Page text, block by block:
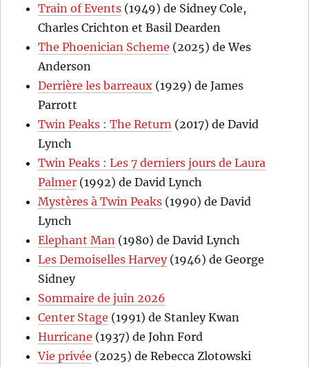
Train of Events (1949) de Sidney Cole,
Charles Crichton et Basil Dearden
The Phoenician Scheme (2025) de Wes
Anderson
Derrière les barreaux (1929) de James
Parrott
Twin Peaks : The Return (2017) de David
Lynch
Twin Peaks : Les 7 derniers jours de Laura
Palmer (1992) de David Lynch
Mystères à Twin Peaks (1990) de David
Lynch
Elephant Man (1980) de David Lynch
Les Demoiselles Harvey(1946) de George
Sidney
Sommaire de juin 2026
Center Stage (1991) de Stanley Kwan
Hurricane (1937) de John Ford
Vie privée (2025) de Rebecca Zlotowski